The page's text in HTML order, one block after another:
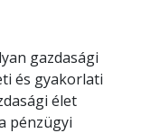
gazdasági
és gyakorlati
élet
pénzügyi